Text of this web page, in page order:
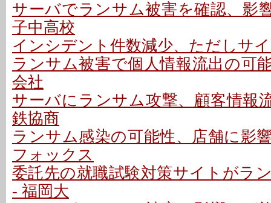
サーバでランサム被害を確認、影
子中高校
インシデント件数減少、ただしサ
ランサム被害で個人情報流出の可
会社
サーバにランサム攻撃、顧客情報
鉄協商
ランサム感染の可能性、店舗に影
フォックス
委託先の就職試験対策サイトがラ
- 福岡大